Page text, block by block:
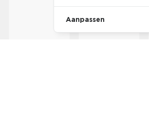
Aanpassen